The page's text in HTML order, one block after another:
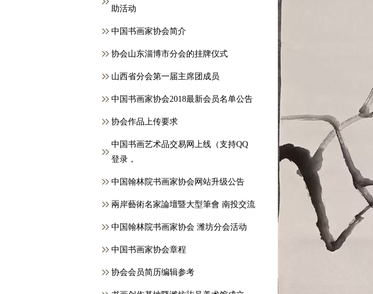
助活动
中国书画家协会简介
协会山东淄博市分会的挂牌仪式
山西省分会第一届主席团成员
中国书画家协会2018最新会员名单公告
协会作品上传要求
中国书画艺术品交易网上线（支持QQ
登录，
中国翰林院书画家协会网站升级公告
兩岸藝術名家論壇暨大型筆會 南投交流
中国翰林院书画家协会 潍坊分会活动
中国书画家协会章程
协会会员简历编辑参考